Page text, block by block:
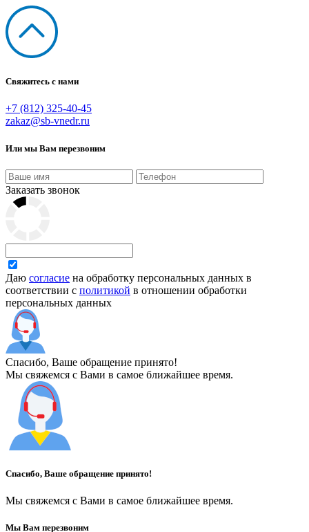
Свяжитесь с нами
+7 (812) 325-40-45
zakaz@sb-vnedr.ru
Или мы Вам перезвоним
Заказать звонок
Даю согласие на обработку персональных данных в
соответствии с политикой в отношении обработки
персональных данных
Спасибо, Ваше обращение принято!
Мы свяжемся с Вами в самое ближайшее время.
Спасибо, Ваше обращение принято!
Мы свяжемся с Вами в самое ближайшее время.
Мы Вам перезвоним